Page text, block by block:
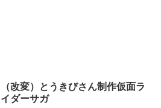
（改変）とうきびさん制作仮面ラ
イダーサガ